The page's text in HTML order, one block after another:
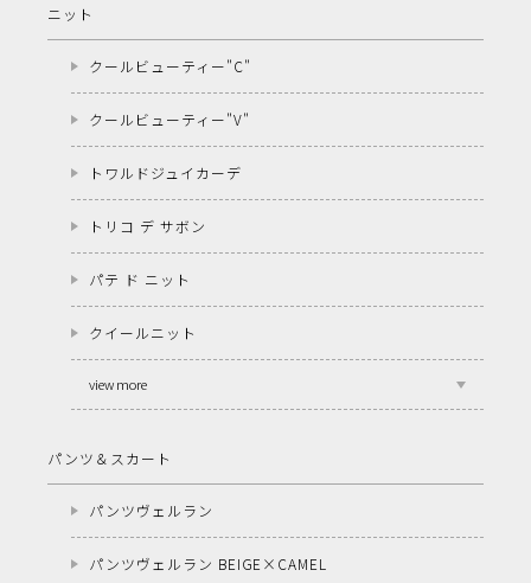
ニット
クールビューティー"C"
クールビューティー"V"
トワルドジュイカーデ
トリコ デ サボン
パテ ド ニット
クイールニット
view more
パンツ＆スカート
パンツヴェルラン
パンツヴェルラン BEIGE×CAMEL